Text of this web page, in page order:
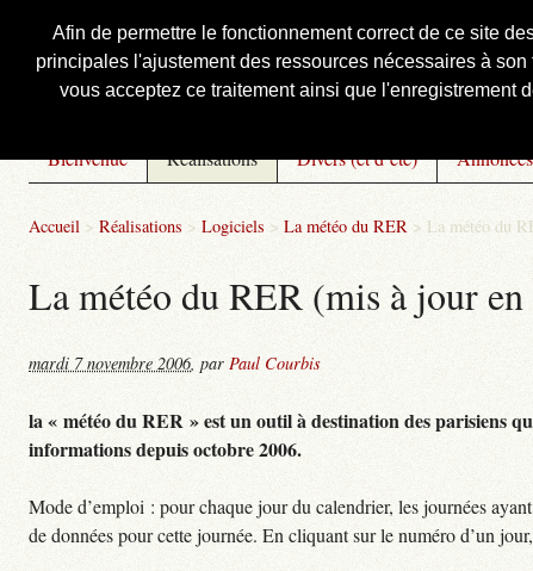
Afin de permettre le fonctionnement correct de ce site
principales l'ajustement des ressources nécessaires à
vous acceptez ce traitement ainsi que l'enregistrement
Courbis, « LE » Blog Officiel
Bienvenue Réalisations Divers (et d’été) Annonces
Accueil > Réalisations > Logiciels > La météo du RER > La météo du
La météo du RER (mis à jour
mardi 7 novembre 2006, par Paul Courbis
la « météo du RER » est un outil à destination des parisiens
informations depuis octobre 2006.
Mode d’emploi : pour chaque jour du calendrier, les journées
de données pour cette journée. En cliquant sur le numéro d’un